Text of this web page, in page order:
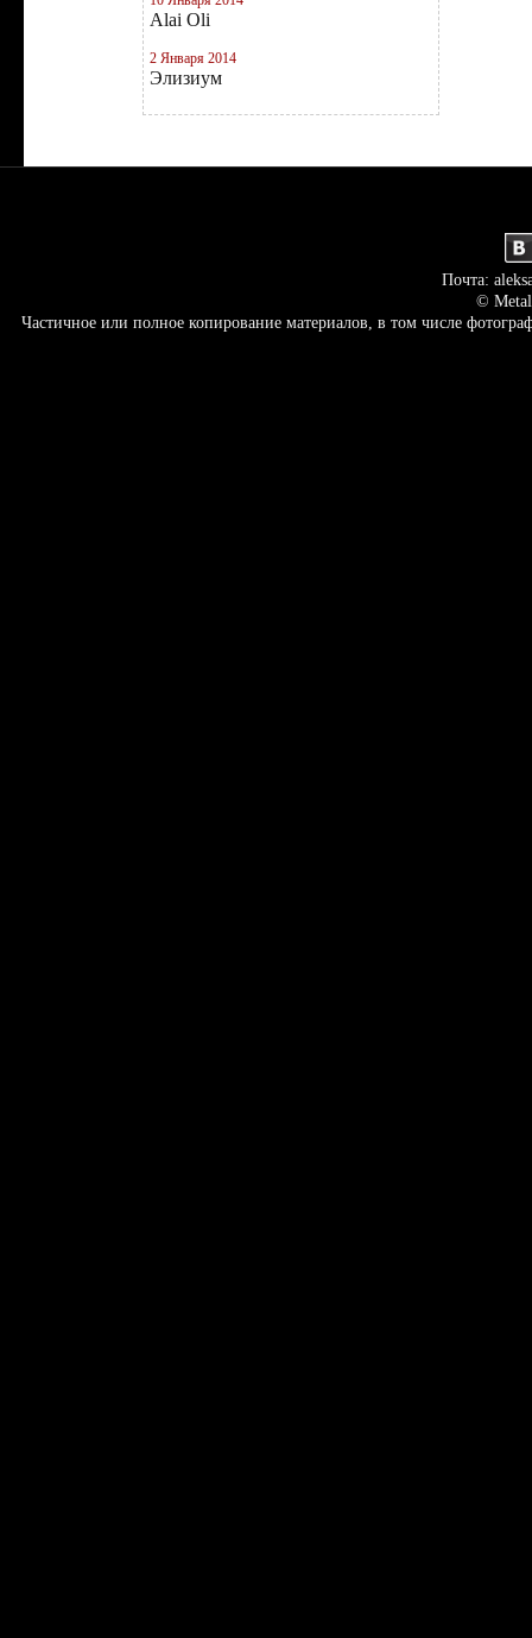
Alai Oli
2 Января 2014
Элизиум
Почта:
©
Частичное или полное копирование материалов, в том числе